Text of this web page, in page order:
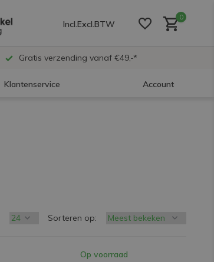
Incl.Excl.BTW
0
Gratis verzending vanaf €49,-*
Klantenservice Account
Sorteren op:
Op voorraad